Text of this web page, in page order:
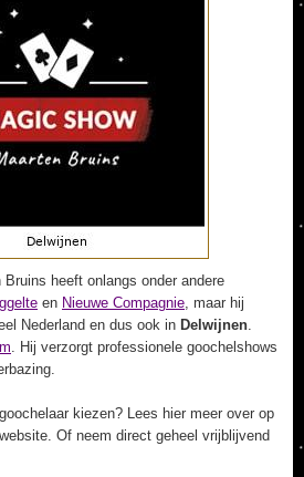
Bruins heeft onlangs onder andere
en Nieuwe Compagnie, maar hij
Nederland en dus ook in Delwijnen.
. Hij verzorgt professionele goochelshows
kiezen? Lees hier meer over op
Of neem direct geheel vrijblijvend